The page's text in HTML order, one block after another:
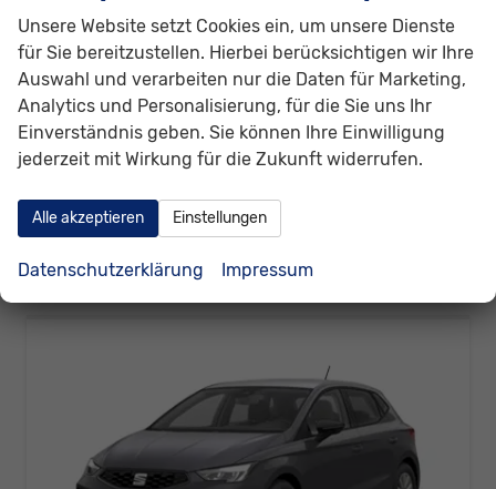
unverbindliche Lieferzeit: 6 Wochen Neuwagen
Fahrzeugnr. 311474 Getriebe Schaltgetriebe
Kraftstoff Benzin Außenfarbe Blau, Fjord-Blau (9K)
Leistung 59 kW (80 PS)
19.630,– € Details
Verbrauch kombiniert:5,60 l/100km
2 -Klasse:
D
Unsere Website setzt Cookies ein, um unsere Dienste
für Sie bereitzustellen. Hierbei berücksichtigen wir Ihre
Auswahl und verarbeiten nur die Daten für Marketing,
Analytics und Personalisierung, für die Sie uns Ihr
Einverständnis geben. Sie können Ihre Einwilligung
jederzeit mit Wirkung für die Zukunft widerrufen.
Alle akzeptieren Einstellungen
Datenschutzerklärung Impressum